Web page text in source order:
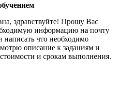
здравствуйте! Прошу Вас
информацию на почту
написать что необходимо
описание к заданиям и
и срокам выполнения.